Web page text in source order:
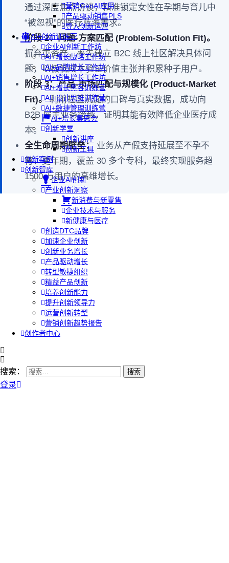
营销GenAI应用
产品驱动销售PLS
导入创新运营
AI+创新训练营
企业AI创新工作坊
AI+增长战略工作坊
AI+品牌增长工作坊
AI+销售增长工作坊
AI+增长黑客训练营
AI+设计思维训练营
AI+敏捷管理训练营
AI+增长集思会
创新学堂
创新讲座
创新工具
创新案例
创新智库
企业AI创新
产业创新洞察
新消费与新零售
企业技术与服务
新健康与医疗
创造DTC品牌
加速企业创新
创新业务增长
产品驱动增长
转型敏捷组织
精益产品创新
培养创新能力
提升创新领导力
运营创新转型
营销创新趋势报告
创作者中心
搜索：
登录
通过深度焦点访谈，精准锁定女性在孕期与育儿中
“被忽视”的医疗蓝海需求。
阶段 2：问题-方案匹配 (Problem-Solution Fit)。
摒弃重资产，率先建立 B2C 线上社区解决具体问
题，以极低成本验证价值主张并积累种子用户。
阶段 3：产品-市场匹配与规模化 (Product-Market
Fit)。利用社区沉淀的口碑与真实数据，成功向
B2B 雇主业务跨越，证明其能有效降低企业医疗成
本。
全生命周期壁垒： 业务从产假支持延展至不孕不
育、更年期，覆盖 30 多个专科，最终实现服务超
1500 万用户的高维增长。